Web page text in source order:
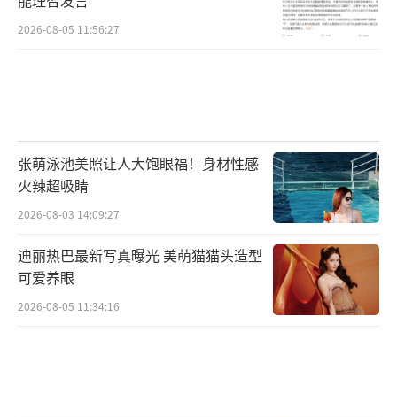
2026-08-05 11:56:27
张萌泳池美照让人大饱眼福！身材性感
火辣超吸睛
2026-08-03 14:09:27
迪丽热巴最新写真曝光 美萌猫猫头造型
可爱养眼
2026-08-05 11:34:16